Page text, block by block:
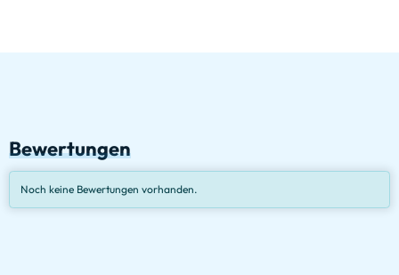
Bewertungen
Noch keine Bewertungen vorhanden.